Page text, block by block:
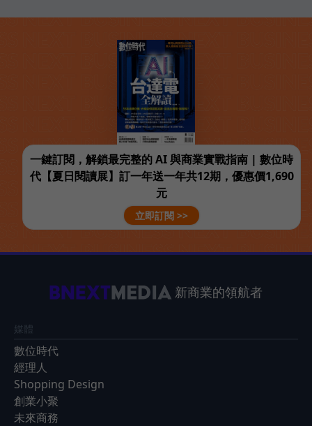
一鍵訂閱，解鎖最完整的 AI 與商業實戰指南 | 數位時
代【夏日閱讀展】訂一年送一年共12期，優惠價1,690
元
立即訂閱 >>
新商業的領航者
媒體
數位時代
經理人
Shopping Design
創業小聚
未來商務